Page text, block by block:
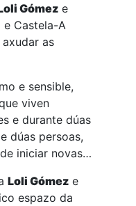
Gómez e
e Castela-A
as
e sensible,
viven
e durante dúas
dúas persoas,
iniciar novas
Loli Gómez e
espazo da